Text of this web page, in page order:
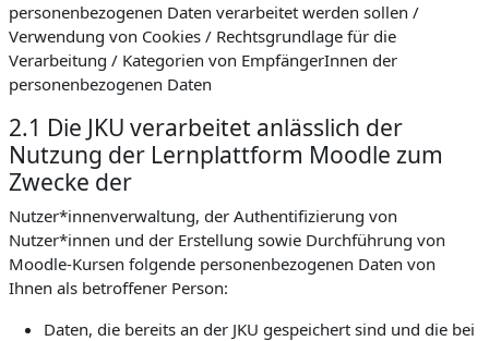
personenbezogenen Daten verarbeitet werden sollen /
Verwendung von Cookies / Rechtsgrundlage für die
Verarbeitung / Kategorien von EmpfängerInnen der
personenbezogenen Daten
2.1 Die JKU verarbeitet anlässlich der
Nutzung der Lernplattform Moodle zum
Zwecke der
Nutzer*innenverwaltung, der Authentifizierung von
Nutzer*innen und der Erstellung sowie Durchführung von
Moodle-Kursen folgende personenbezogenen Daten von
Ihnen als betroffener Person:
Daten, die bereits an der JKU gespeichert sind und die bei